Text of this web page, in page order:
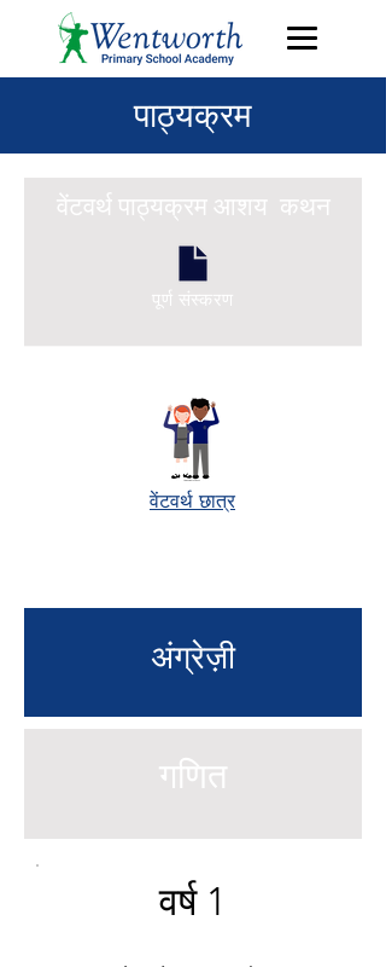
पाठ्यक्रम
वेंटवर्थ पाठ्यक्रम आशय कथन
पूर्ण संस्करण
वेंटवर्थ छात्र
अंग्रेज़ी
गणित
वर्ष 1